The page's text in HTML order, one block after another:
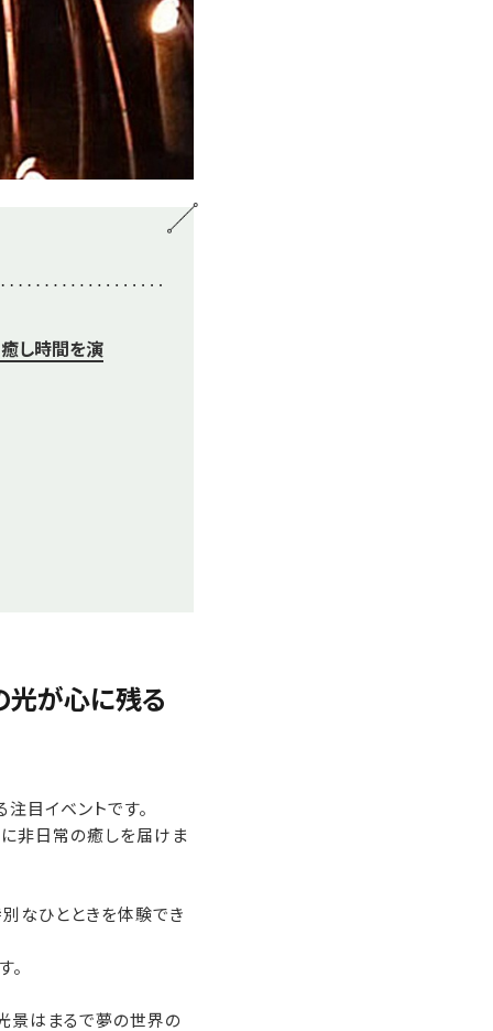
し時間を演
光が心に残る
目イベントです。
非日常の癒しを届けま
なひとときを体験でき
景はまるで夢の世界の